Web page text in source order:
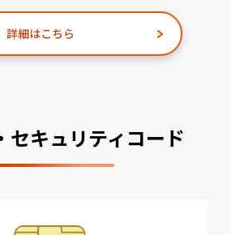
詳細はこちら
セキュリティコード